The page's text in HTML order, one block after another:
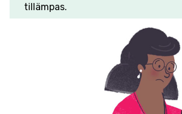
tillämpas.